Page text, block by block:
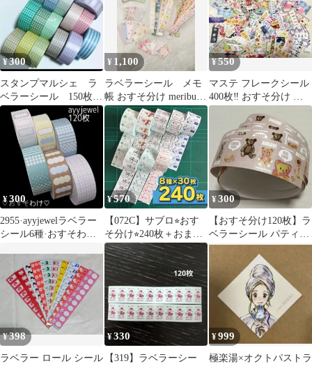
¥300
スタンプマルシェ ラ
ベラーシール 150枚
おすそわけ STAMP
MARCHE
¥ 1,100
ラベラーシール メモ
帳 おすそ分け meribun
merinomi メリブン①
¥550
マステ フレークシール
400枚‼️ おすそ分け 封
緘 ハンドメイド 大容量
¥300
2955·ayyjewelラベラー
シール6種·おすそわけ
¥570
【072C】サブロ⭐︎おす
そ分け⭐︎240枚＋おまけ
⭐︎ラベラーロールシール
¥300
【おすそ分け120枚】ラ
ベラーシール パティシ
エハリネズミ 新作 テデ
¥398
ラベラー ロール シール
¥330
【319】ラベラーシー
¥999
極楽湯×オクトパストラ